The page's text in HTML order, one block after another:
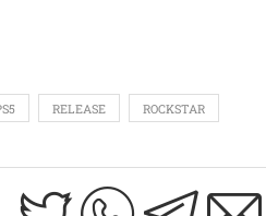
RELEASE ROCKSTAR